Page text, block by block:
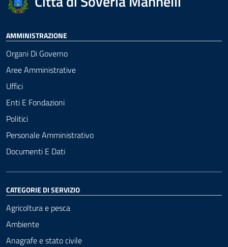
AMMINISTRAZIONE
Organi Di Governo
Aree Amministrative
Uffici
Enti E Fondazioni
Politici
Personale Amministrativo
Documenti E Dati
CATEGORIE DI SERVIZIO
Agricoltura e pesca
Ambiente
Anagrafe e stato civile